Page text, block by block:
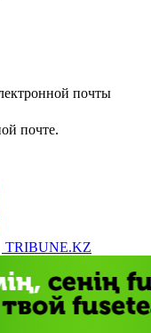
почты
почте.
TRIBUNE.KZ